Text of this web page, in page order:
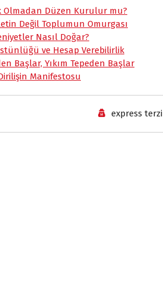
k
e
d
I
n
n
t
F
r
i
d
y
L
i
n
r
e
Olmadan Düzen Kurulur mu?
Değil Toplumun Omurgası
Nasıl Doğar?
ve Hesap Verebilirlik
Başlar, Yıkım Tepeden Başlar
Manifestosu
express terzi